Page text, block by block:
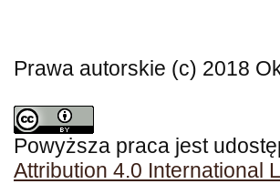
Prawa autorskie (c) 2018
Powyższa praca jest
Attribution 4.0 International